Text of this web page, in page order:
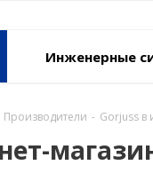
Инженерные
Производители - Gorjuss в